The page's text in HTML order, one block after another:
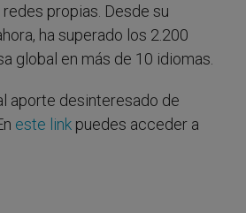
propias. Desde su
ha superado los 2.200
global en más de 10 idiomas.
aporte desinteresado de
este link puedes acceder a